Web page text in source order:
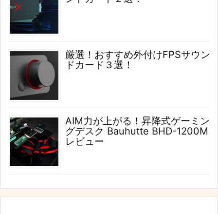
厳選！おすすめ外付けFPSサウン
ドカード３選！
AIM力が上がる！昇降式ゲーミン
グデスク Bauhutte BHD-1200M
レビュー